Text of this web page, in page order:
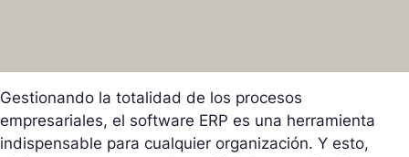
Gestionando la totalidad de los procesos
empresariales, el software ERP es una herramienta
indispensable para cualquier organización. Y esto,